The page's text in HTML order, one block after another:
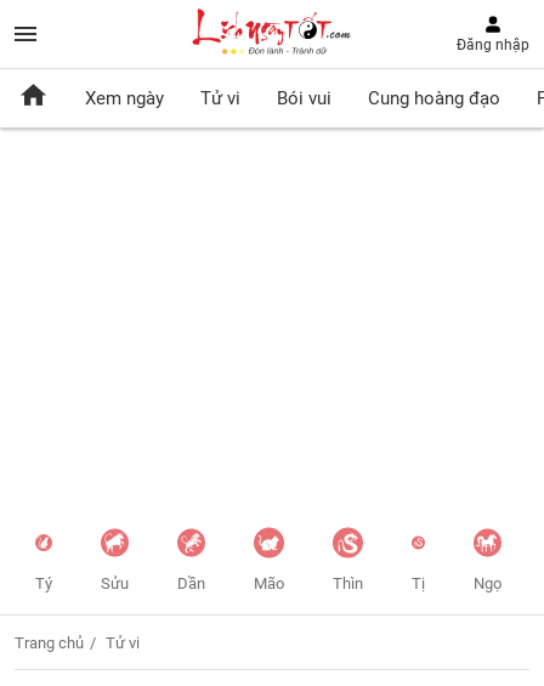
Đăng nhập
Xem ngày Tử vi Bói vui Cung hoàng đạo
Tý Sửu Dần Mão Thìn Tị Ngọ
Trang chủ Tử vi